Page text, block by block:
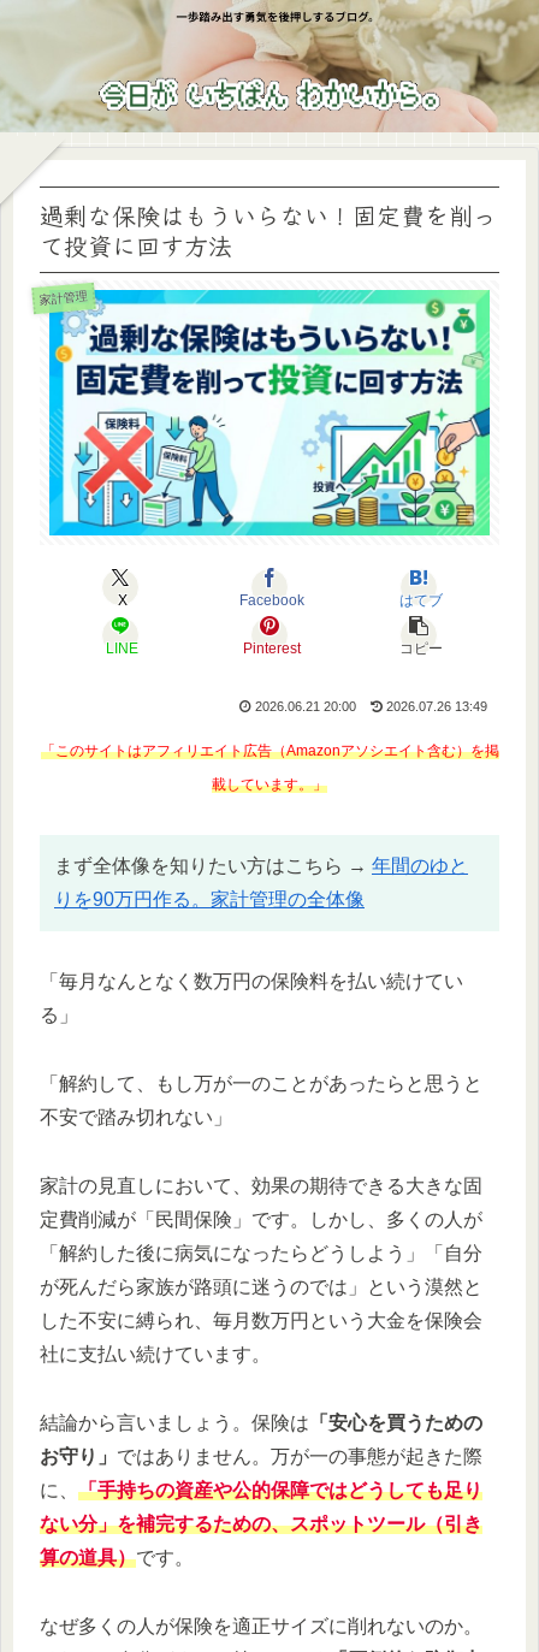
過剰な保険はもういらない！固定費を削っ
て投資に回す方法
家計管理
X Facebook はてブ
LINE Pinterest コピー
2026.06.21 20:00 2026.07.26 13:49
「このサイトはアフィリエイト広告（Amazonアソシエイト含む）を掲
載しています。」
まず全体像を知りたい方はこちら → 年間のゆと
りを90万円作る。家計管理の全体像
「毎月なんとなく数万円の保険料を払い続けてい
る」
「解約して、もし万が一のことがあったらと思うと
不安で踏み切れない」
家計の見直しにおいて、効果の期待できる大きな固
定費削減が「民間保険」です。しかし、多くの人が
「解約した後に病気になったらどうしよう」「自分
が死んだら家族が路頭に迷うのでは」という漠然と
した不安に縛られ、毎月数万円という大金を保険会
社に支払い続けています。
結論から言いましょう。保険は 「安心を買うための
お守り」 ではありません。万が一の事態が起きた際
に、 「手持ちの資産や公的保障ではどうしても足り
ない分」を補完するための、スポットツール（引き
算の道具）です。
なぜ多くの人が保険を適正サイズに削れないのか。